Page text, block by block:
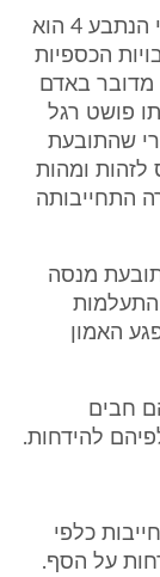
לטענת הנתבעים התברר להם בדיעבד כי הנתבע 4 הוא
הכספיות
מדובר באדם
פושט רגל
שהתובעת
ומהות
התחייבותה
מנסה
האמון
הנתבעים 1-3 אין הם חבים
להידחות.
התחייבות כלפי
על הסף.